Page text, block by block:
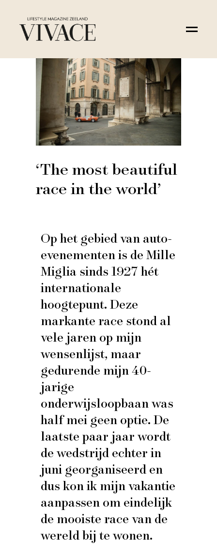
‘The most beautiful
race in the world’
Op het gebied van auto-
evenementen is de Mille
Miglia sinds 1927 hét
internationale
hoogtepunt. Deze
markante race stond al
vele jaren op mijn
wensenlijst, maar
gedurende mijn 40-
jarige
onderwijsloopbaan was
half mei geen optie. De
laatste paar jaar wordt
de wedstrijd echter in
juni georganiseerd en
dus kon ik mijn vakantie
aanpassen om eindelijk
de mooiste race van de
wereld bij te wonen.